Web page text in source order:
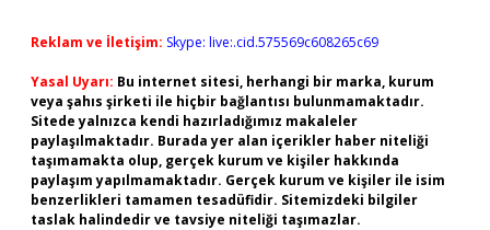
Reklam ve İletişim: Skype: live:.cid.575569c608265c69
Yasal Uyarı: Bu internet sitesi, herhangi bir marka, kurum
veya şahıs şirketi ile hiçbir bağlantısı bulunmamaktadır.
Sitede yalnızca kendi hazırladığımız makaleler
paylaşılmaktadır. Burada yer alan içerikler haber niteliği
taşımamakta olup, gerçek kurum ve kişiler hakkında
paylaşım yapılmamaktadır. Gerçek kurum ve kişiler ile isim
benzerlikleri tamamen tesadüfidir. Sitemizdeki bilgiler
taslak halindedir ve tavsiye niteliği taşımazlar.